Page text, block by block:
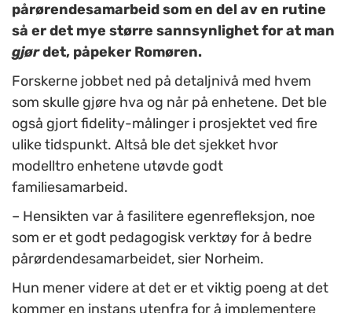
pårørendesamarbeid som en del av en rutine
så er det mye større sannsynlighet for at man
gjørdet, påpeker Romøren.
Forskerne jobbet ned på detaljnivå med hvem
som skulle gjøre hva og når på enhetene. Det ble
også gjort fidelity-målinger i prosjektet ved fire
ulike tidspunkt. Altså ble det sjekket hvor
modelltro enhetene utøvde godt
familiesamarbeid.
– Hensikten var å fasilitere egenrefleksjon, noe
som er et godt pedagogisk verktøy for å bedre
pårørdendesamarbeidet, sier Norheim.
Hun mener videre at det er et viktig poeng at det
kommer en instans utenfra for å implementere